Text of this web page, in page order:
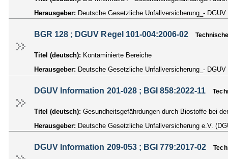
Herausgeber: Deutsche Gesetzliche Unfallversicherung_- DGUV
BGR 128 ; DGUV Regel 101-004:2006-02
Titel (deutsch): Kontaminierte Bereiche
Herausgeber: Deutsche Gesetzliche Unfallversicherung_- DGUV
DGUV Information 201-028 ; BGI 858:2022-11
Titel (deutsch): Gesundheitsgefährdungen durch Biostoffe bei
Herausgeber: Deutsche Gesetzliche Unfallversicherung e.V.
DGUV Information 209-053 ; BGI 779:2017-02